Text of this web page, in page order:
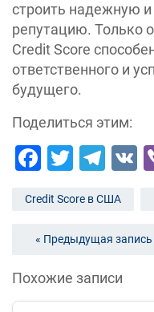
строить надежную
репутацию. Только
Credit Score
ответственного и
будущего.
Поделиться этим:
Facebook
Twitter
Credit Score в США
« Предыдущая запись
Похожие записи